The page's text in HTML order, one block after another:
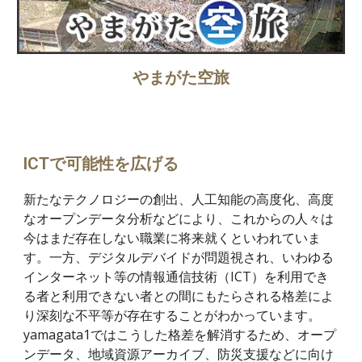
やまがた空旅
ICTで可能性を広げる
新たなテクノロジーの創出、人工知能の高度化、高度
なオープンデータ分析などにより、これからの人々は
今はまだ存在しない職業に将来就くといわれていま
す。一方、デジタルデバイドが問題視され、いわゆる
インターネット等の情報通信技術（ICT）を利用でき
る者と利用できない者との間にもたらされる格差によ
り深刻な不平等が存在することがわかっています。
yamagata1ではこうした格差を解消するため、オープ
ンデータ、地域資源アーカイブ、防災支援などに向け